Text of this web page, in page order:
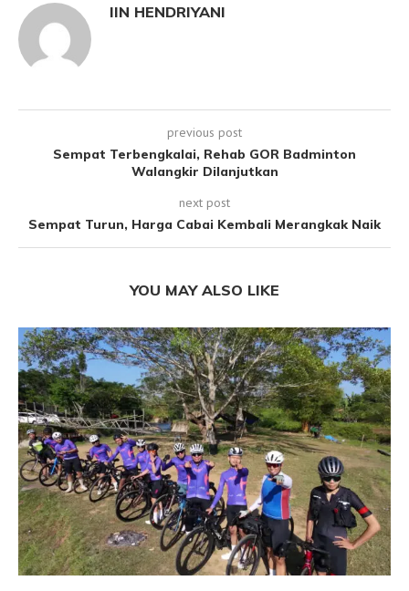
IIN HENDRIYANI
previous post
Sempat Terbengkalai, Rehab GOR Badminton
Walangkir Dilanjutkan
next post
Sempat Turun, Harga Cabai Kembali Merangkak Naik
YOU MAY ALSO LIKE